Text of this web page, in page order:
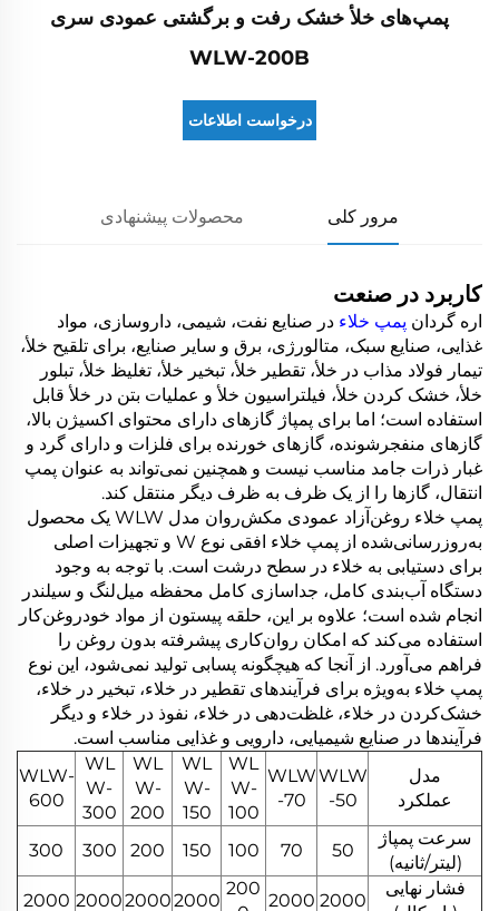
پمپ‌های خلأ خشک رفت و برگشتی عمودی سری
WLW-200B
درخواست اطلاعات
مرور کلی محصولات پیشنهادی
کاربرد در صنعت
اره گردان پمپ خلاء در صنایع نفت، شیمی، داروسازی، مواد
غذایی، صنایع سبک، متالورژی، برق و سایر صنایع، برای تلقیح خلأ،
تیمار فولاد مذاب در خلأ، تقطیر خلأ، تبخیر خلأ، تغلیظ خلأ، تبلور
خلأ، خشک کردن خلأ، فیلتراسیون خلأ و عملیات بتن در خلأ قابل
استفاده است؛ اما برای پمپاژ گازهای دارای محتوای اکسیژن بالا،
گازهای منفجرشونده، گازهای خورنده برای فلزات و دارای گرد و
غبار ذرات جامد مناسب نیست و همچنین نمی‌تواند به عنوان پمپ
انتقال، گازها را از یک ظرف به ظرف دیگر منتقل کند.
پمپ خلاء روغن‌آزاد عمودی مکش‌روان مدل WLW یک محصول
به‌روزرسانی‌شده از پمپ خلاء افقی نوع W و تجهیزات اصلی
برای دستیابی به خلاء در سطح درشت است. با توجه به وجود
دستگاه آب‌بندی کامل، جداسازی کامل محفظه میل‌لنگ و سیلندر
انجام شده است؛ علاوه بر این، حلقه پیستون از مواد خودروغن‌کار
استفاده می‌کند که امکان روان‌کاری پیشرفته بدون روغن را
فراهم می‌آورد. از آنجا که هیچگونه پسابی تولید نمی‌شود، این نوع
پمپ خلاء به‌ویژه برای فرآیندهای تقطیر در خلاء، تبخیر در خلاء،
خشک‌کردن در خلاء، غلظت‌دهی در خلاء، نفوذ در خلاء و دیگر
فرآیندها در صنایع شیمیایی، دارویی و غذایی مناسب است.
مدل
عملکرد
WLW
-50
WLW
-70
WL
W-
100
WL
W-
150
WL
W-
200
WL
W-
300
WLW-
600
سرعت پمپاژ
(لیتر/ثانیه)
50
70
100
150
200
300
300
فشار نهایی
2000
2000
200
2000
2000
2000
2000